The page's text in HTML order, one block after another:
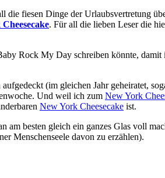
fiesen Dinge der Urlaubsvertretung
. Für all die lieben Leser die
Rock My Day schreiben könnte,
(im gleichen Jahr geheiratet,
Und weil ich zum New York
New York Cheesecake ist.
besten gleich ein ganzes Glas voll
Menschenseele davon zu erzählen).